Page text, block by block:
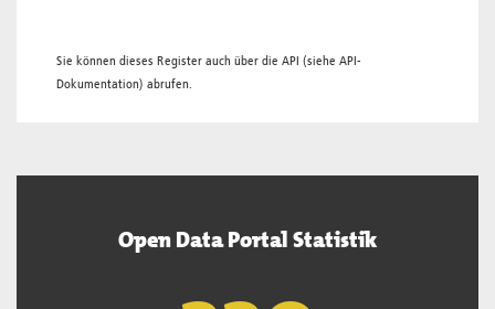
Sie können dieses Register auch über die API (siehe API-
Dokumentation) abrufen.
Open Data Portal Statistik